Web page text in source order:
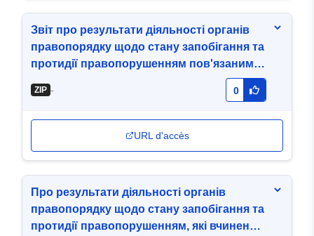
Звіт про результати діяльності органів
правопорядку щодо стану запобігання та
протидії правопорушенням пов'язаним з
ZIP - 0
URL d'accès
Про результати діяльності органів
правопорядку щодо стану запобігання та
протидії правопорушенням, які вчинено у